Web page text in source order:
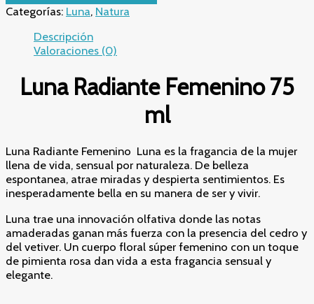
Radiante
Femenino
Vetiver
cantidad
Categorías: Luna, Natura
Descripción
Valoraciones (0)
Luna Radiante Femenino 75
ml
Luna Radiante Femenino Luna es la fragancia de la mujer
llena de vida, sensual por naturaleza. De belleza
espontanea, atrae miradas y despierta sentimientos. Es
inesperadamente bella en su manera de ser y vivir.
Luna trae una innovación olfativa donde las notas
amaderadas ganan más fuerza con la presencia del cedro y
del vetiver. Un cuerpo floral súper femenino con un toque
de pimienta rosa dan vida a esta fragancia sensual y
elegante.